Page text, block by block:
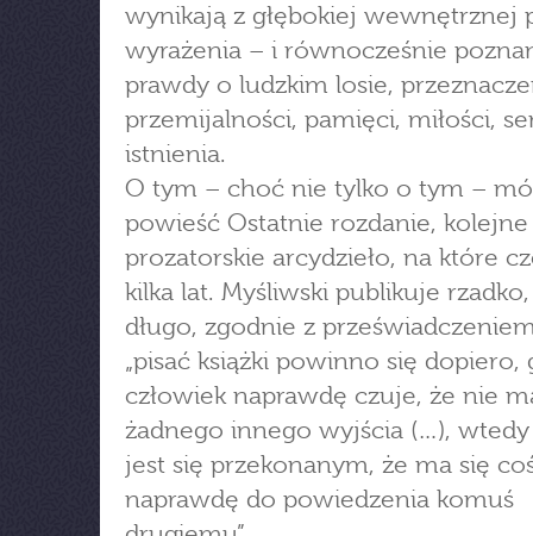
wynikają z głębokiej wewnętrznej
wyrażenia – i równocześnie
prawdy o ludzkim losie,
przemijalności, pamięci, miłości,
istnienia.
O tym – choć nie tylko o tym –
powieść Ostatnie rozdanie, kolejne
prozatorskie arcydzieło, na które
kilka lat. Myśliwski publikuje
długo, zgodnie z
„pisać książki powinno się dopiero,
człowiek naprawdę czuje, że nie
żadnego innego wyjścia (…),
jest się przekonanym, że ma się
naprawdę do powiedzenia komuś